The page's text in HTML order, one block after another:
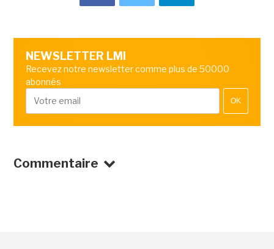
NEWSLETTER LMI
Recevez notre newsletter comme plus de 50000
abonnés
OK
Commentaire